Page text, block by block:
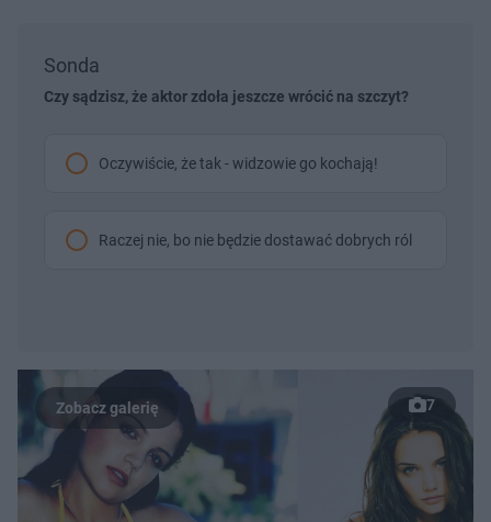
Sonda
Czy sądzisz, że aktor zdoła jeszcze wrócić na szczyt?
Oczywiście, że tak - widzowie go kochają!
Raczej nie, bo nie będzie dostawać dobrych ról
7